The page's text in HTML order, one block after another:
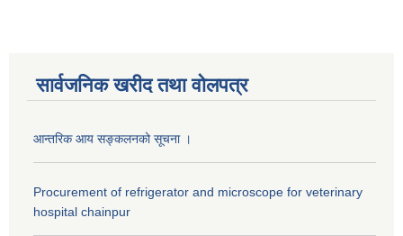
सार्वजनिक खरीद तथा वाेलपत्र
आन्तरिक आय सङ्कलनको सूचना ।
Procurement of refrigerator and microscope for veterinary
hospital chainpur